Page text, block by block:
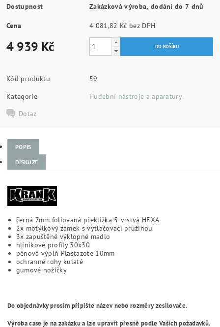
Dostupnost Zakázková výroba, dodání do 7 dnů
Cena 4 081,82 Kč bez DPH
4 939 Kč
Kód produktu
59
Kategorie
Hudební nástroje a aparatury
Dotaz
POPIS
DISKUZE
černá 7mm foliovaná překližka 5-vrstvá HEXA
2x motýlkový zámek s vytlačovací pružinou
3x zapuštěné výklopné madlo
hliníkové profily 30x30
pěnová výplň Plastazote 10mm
ochranné rohy kulaté
gumové nožičky
Do objednávky prosím připište název nebo rozměry zesilovače.
Výroba case je na zakázku a lze upravit přesně podle Vašich požadavků.